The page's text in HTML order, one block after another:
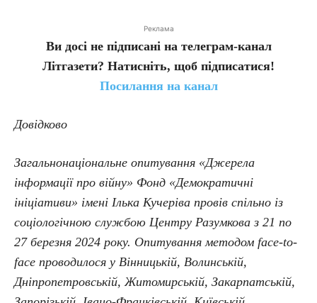
Реклама
Ви досі не підписані на телеграм-канал
Літгазети? Натисніть, щоб підписатися!
Посилання на канал
Довідково
Загальнонаціональне опитування «Джерела
інформації про війну» Фонд «Демократичні
ініціативи» імені Ілька Кучеріва провів спільно із
соціологічною службою Центру Разумкова з 21 по
27 березня 2024 року. Опитування методом face-to-
face проводилося у Вінницькій, Волинській,
Дніпропетровській, Житомирській, Закарпатській,